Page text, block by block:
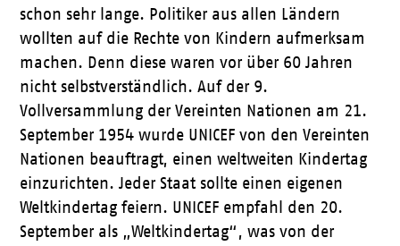
schon sehr lange. Politiker aus allen Ländern
wollten auf die Rechte von Kindern aufmerksam
machen. Denn diese waren vor über 60 Jahren
nicht selbstverständlich. Auf der 9.
Vollversammlung der Vereinten Nationen am 21.
September 1954 wurde UNICEF von den Vereinten
Nationen beauftragt, einen weltweiten Kindertag
einzurichten. Jeder Staat sollte einen eigenen
Weltkindertag feiern. UNICEF empfahl den 20.
September als „Weltkindertag“, was von der